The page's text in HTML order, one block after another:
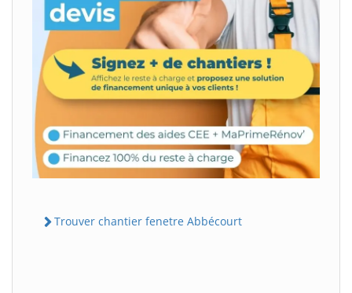
Trouver chantier fenetre Abbécourt